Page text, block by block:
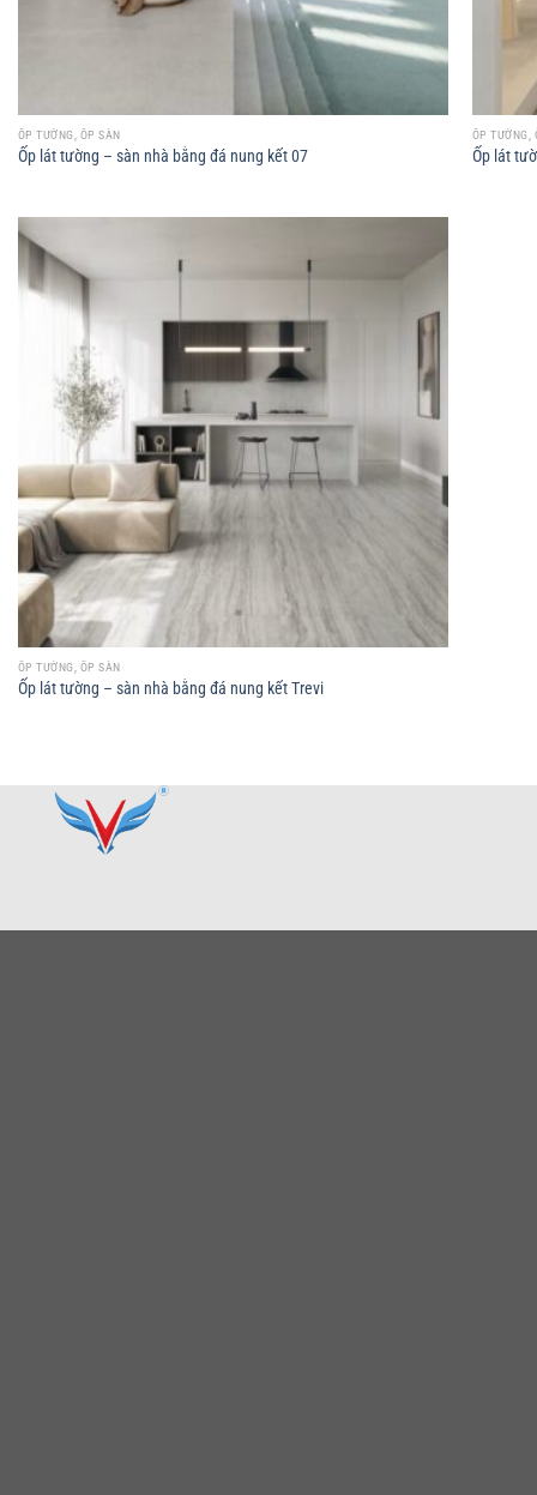
ỐP TƯỜNG, ỐP SÀN
Ốp lát tường – sàn nhà bằng đá nung kết 07
ỐP TƯỜNG,
Ốp lát
ỐP TƯỜNG, ỐP SÀN
Ốp lát tường – sàn nhà bằng đá nung kết Trevi